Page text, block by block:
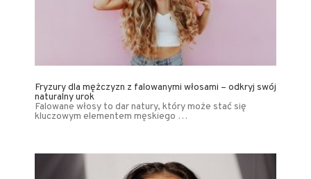
Fryzury dla mężczyzn z falowanymi włosami – odkryj swój
naturalny urok
Falowane włosy to dar natury, który może stać się
kluczowym elementem męskiego …